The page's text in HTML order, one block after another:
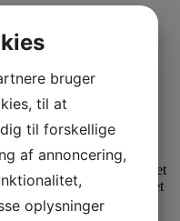
for øjet og ganen, hver ret
skål, hvilket gør det meget
smagsoplevelser.
bruger
til at
til forskellige
af annoncering,
oplysninger